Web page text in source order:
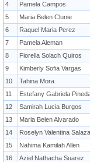
4 Pamela Campos
5 Maria Belen Clunie
6 Raquel Maria Perez
7 Pamela Aleman
8 Fiorella Solach Quiros
9 Kimberly Sofia Vargas
10 Tahina Mora
11 Estefany Gabriela
12 Samirah Lucia Burgos
13 Maria Belen Alvarado
14 Roselyn Valentina
15 Nahima Kamilah Allen
16 Aziel Nathacha Suarez